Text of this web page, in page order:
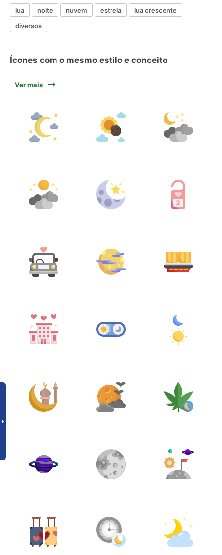
lua noite nuvem estrela
lua crescente
diversos
Ícones com o mesmo estilo e conceito
Ver mais